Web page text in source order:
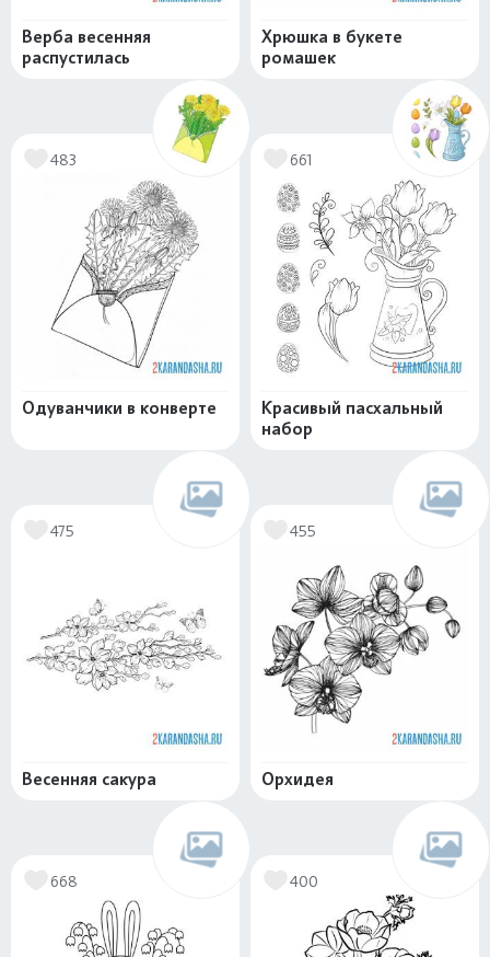
Верба весенняя
распустилась
Хрюшка в букете
ромашек
483
Одуванчики в конверте
661
Красивый пасхальный
набор
475
Весенняя сакура
455
Орхидея
668 400